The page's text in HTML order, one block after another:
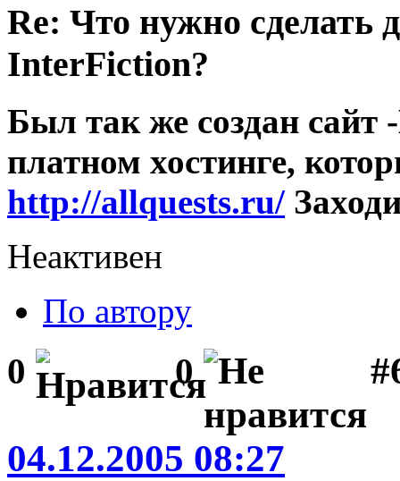
Re: Что нужно сделать
InterFiction?
Был так же создан сайт
платном хостинге,
http://allquests.ru/
Неактивен
По автору
0 0
04.12.2005 08:27